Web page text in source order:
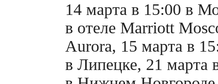
14 марта в 15:00 в
в отеле Marriott
Aurora, 15 марта в
в Липецке, 21 марта